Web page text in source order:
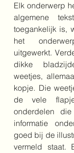
Elk onderwerp
algemene
toegankelijk is,
het
uitgewerkt.
dikke
weetjes,
kopje. Die
de vele
onderdelen
informatie
goed bij de
vermeld staat.